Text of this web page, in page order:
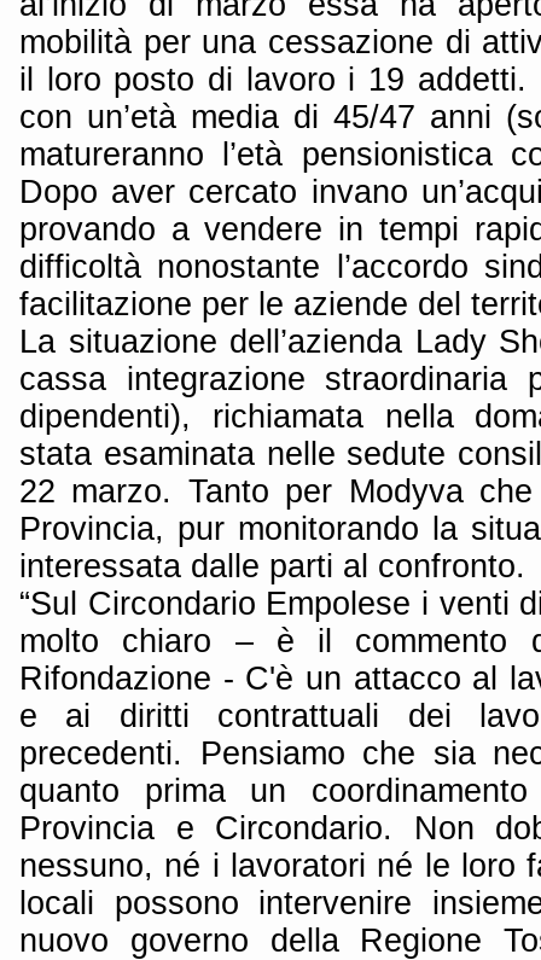
mobilità per una cessazione di
il loro posto di lavoro i 19 addetti.
con un’età media di 45/47 anni
matureranno l’età pensionistica
Dopo aver cercato invano
provando a vendere in tempi
difficoltà nonostante l’accordo
facilitazione per le aziende del
La situazione dell’azienda Lady
cassa integrazione
dipendenti), richiamata nella
stata esaminata nelle sedute
22 marzo. Tanto per Modyva
Provincia, pur monitorando la
interessata dalle parti al confronto.
“Sul Circondario Empolese i venti
molto chiaro – è il commento
Rifondazione - C'è un attacco al
e ai diritti contrattuali dei
precedenti. Pensiamo che sia
quanto prima un
Provincia e Circondario. Non
nessuno, né i lavoratori né le loro
locali possono intervenire
nuovo governo della Regione